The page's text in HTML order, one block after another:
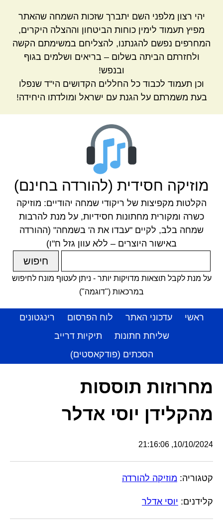
יהי רצון מלפני השם יתברך שזכות השמחה שהאתר
מפיץ תעמוד לימין כוחות הביטחון וההצלה היקרים,
המחרפים נפשם להגנתנו, להצליחם במשימתם הקשה
ולחזרתם הביתה בשלום – בריאים ושלמים בגוף
ובנפש!
וכן תעמוד לכבוד כל החללים הקדושים הי"ד שנפלו
בעת משמרתם על הגנת עם ישראל ומולדתו היחידה!
מוזיקה חסידית (להורדה בחינם)
הקלטות מקפיצות של ריקודי שמחה יהודיים: מוזיקה
כשרה ומקורית מחתונות חסידיות, על מנת להרבות
שמחה בלב, לקיים "עבדו את ה' בשמחה" (ההורדה
באישור היוצרים – ללא עוון גזל ח"ו)
על מנת לקבל תוצאות מדויקות יותר - ניתן לעטוף מונח לחיפוש
במרכאות ("דוגמה")
ראשי עדכוני האתר לוח הפרסום
רינגטונים
שליחת חתונות
תיקיות דרייב
הסכתים (פודקאסטים)
מחרוזות תוססות
מהקלידן יוסי אדלר
10/10/2024, 21:16:06
קטגוריה: מוזיקה להורדה
קלידנים: יוסי אדלר